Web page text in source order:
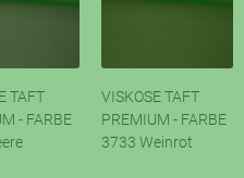
TAFT
- FARBE
VISKOSE TAFT
PREMIUM - FARBE
3733 Weinrot